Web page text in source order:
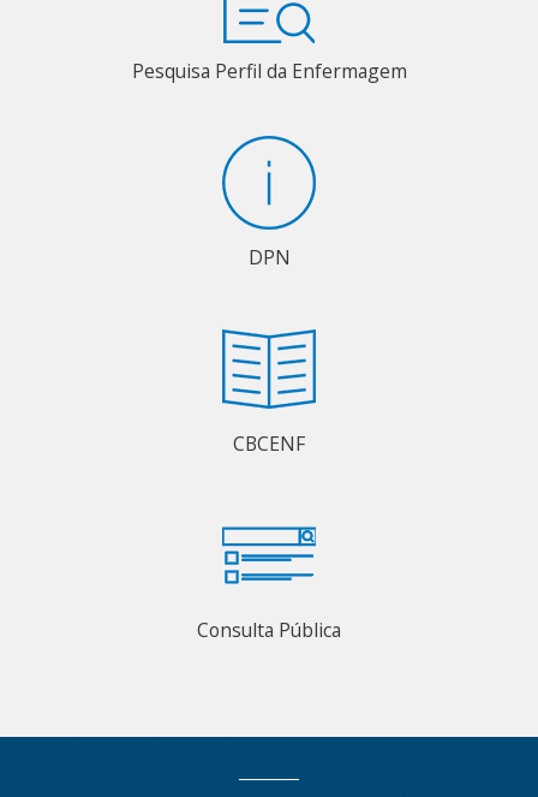
Pesquisa Perfil da Enfermagem
DPN
CBCENF
Consulta Pública